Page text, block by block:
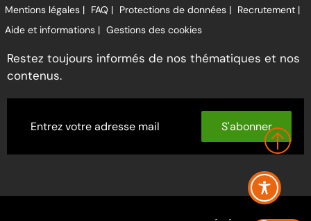
Mentions légales | FAQ | Protections de données | Recrutement |
Aide et informations | Gestions des cookies
Restez toujours informés de nos thématiques et nos
contenus.
S'abonner